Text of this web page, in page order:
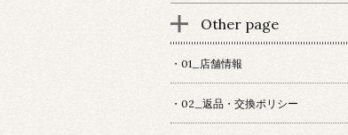
Other page
・01_店舗情報
・02_返品・交換ポリシー